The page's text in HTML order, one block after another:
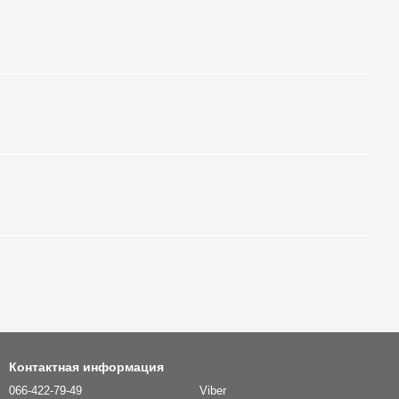
Контактная информация
066-422-79-49 Viber